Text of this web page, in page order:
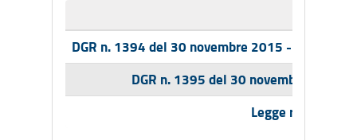
DGR n. 1394 del 30 novembre 2015 -
DGR n. 1395 del 30 novembre 2015
Legge regionale